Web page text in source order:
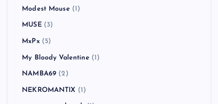
Modest Mouse (1)
MUSE(3)
MxPx(5)
My Bloody Valentine (1)
NAMBA69 (2)
NEKROMANTIX (1)